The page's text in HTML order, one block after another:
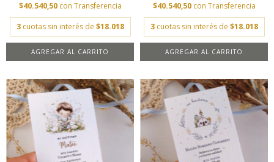
$40.540,50 con Transferencia
3 cuotas sin interés de $18.018
AGREGAR AL CARRITO
$40.540,50 con Transferencia
3 cuotas sin interés de $18.018
AGREGAR AL CARRITO